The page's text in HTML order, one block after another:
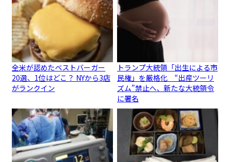
全米が認めたベストバーガー
20選、1位はどこ？ NYから3店
がランクイン
トランプ大統領「出生による市
民権」を厳格化 “出産ツーリ
ズム”禁止へ、新たな大統領令
に署名